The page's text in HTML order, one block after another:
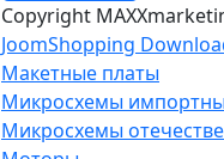
Copyright
JoomShopping
Макетные платы
Микросхемы
Микросхемы